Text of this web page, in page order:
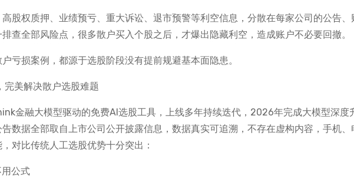
股权质押、业绩预亏、重大诉讼、退市预警等利空信息，分散在每家公司的公告、
查全部风险点，很多散户买入个股之后，才爆出隐藏利空，造成账户不必要回撤。
亏损案例，都源于选股阶段没有提前规避基本面隐患。
完美解决散户选股难题
金融大模型驱动的免费AI选股工具，上线多年持续迭代，2026年完成大模型深度
数据全部取自上市公司公开披露信息，数据真实可追溯，不存在虚构内容，手机、
对比传统人工选股优势十分突出：
公式